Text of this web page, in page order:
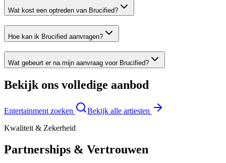
Wat kost een optreden van Brucified?
Hoe kan ik Brucified aanvragen?
Wat gebeurt er na mijn aanvraag voor Brucified?
Bekijk ons volledige aanbod
Entertainment zoeken
Bekijk alle artiesten
Kwaliteit & Zekerheid
Partnerships & Vertrouwen